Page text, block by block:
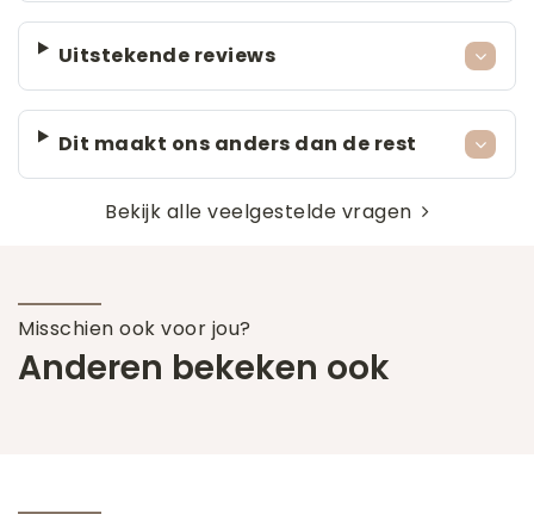
Uitstekende reviews
Dit maakt ons anders dan de rest
Bekijk alle veelgestelde vragen
Misschien ook voor jou?
Anderen bekeken ook